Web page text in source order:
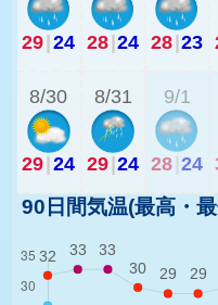
29 24 28 24 28 23
8/30
29 24
8/31
29 24
9/1
28 24
90日間気温(最高・